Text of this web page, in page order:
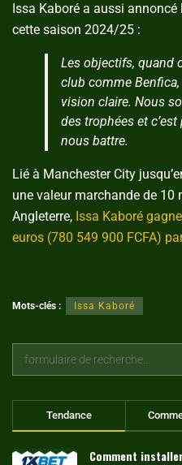
Issa Kaboré a aussi
cette saison 2024/25 :
Les objectifs, quand
club comme
vision claire. Nous
des trophées et
nous battre.
Lié à Manchester City
une valeur marchande de 10
Angleterre, Issa Kaboré
euros (780 549 900 FCFA)
Mots-clés : Issa Kaboré
Tendance
Comment